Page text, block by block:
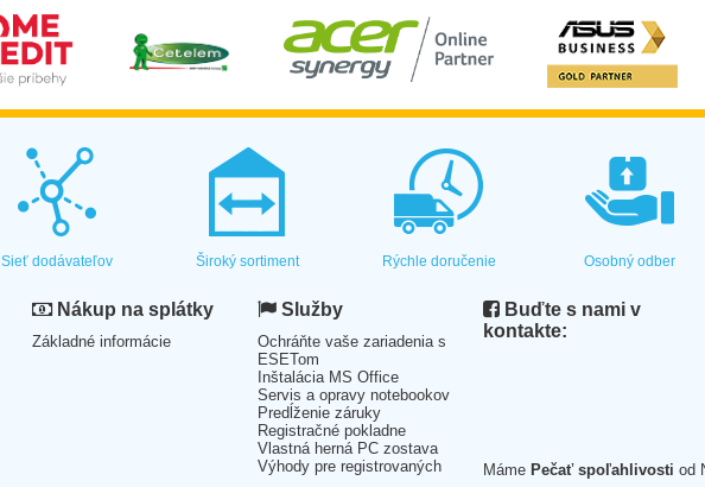
Sieť dodávateľov Široký sortiment Rýchle doručenie Osobný odber
Nákup na splátky
Základné informácie
Služby
Ochráňte vaše zariadenia s
ESETom
Inštalácia MS Office
Servis a opravy notebookov
Predĺženie záruky
Registračné pokladne
Vlastná herná PC zostava
Výhody pre registrovaných
Buďte s nami v
kontakte:
Máme Pečať spoľahlivosti od